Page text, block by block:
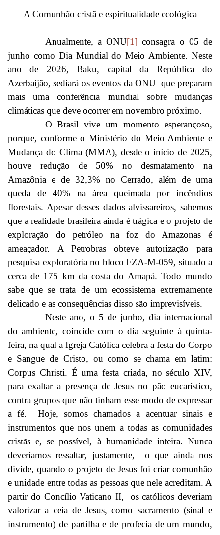
A Comunhão cristã e espiritualidade ecológica
Anualmente, a ONU[1] consagra o 05 de
junho como Dia Mundial do Meio Ambiente. Neste
ano de 2026, Baku, capital da República do
Azerbaijão, sediará os eventos da ONU que preparam
mais uma conferência mundial sobre mudanças
climáticas que deve ocorrer em novembro próximo.
O Brasil vive um momento esperançoso,
porque, conforme o Ministério do Meio Ambiente e
Mudança do Clima (MMA), desde o início de 2025,
houve redução de 50% no desmatamento na
Amazônia e de 32,3% no Cerrado, além de uma
queda de 40% na área queimada por incêndios
florestais. Apesar desses dados alvissareiros, sabemos
que a realidade brasileira ainda é trágica e o projeto de
exploração do petróleo na foz do Amazonas é
ameaçador. A Petrobras obteve autorização para
pesquisa exploratória no bloco FZA-M-059, situado a
cerca de 175 km da costa do Amapá. Todo mundo
sabe que se trata de um ecossistema extremamente
delicado e as consequências disso são imprevisíveis.
Neste ano, o 5 de junho, dia internacional
do ambiente, coincide com o dia seguinte à quinta-
feira, na qual a Igreja Católica celebra a festa do Corpo
e Sangue de Cristo, ou como se chama em latim:
Corpus Christi. É uma festa criada, no século XIV,
para exaltar a presença de Jesus no pão eucarístico,
contra grupos que não tinham esse modo de expressar
a fé. Hoje, somos chamados a acentuar sinais e
instrumentos que nos unem a todas as comunidades
cristãs e, se possível, à humanidade inteira. Nunca
deveríamos ressaltar, justamente, o que ainda nos
divide, quando o projeto de Jesus foi criar comunhão
e unidade entre todas as pessoas que nele acreditam. A
partir do Concílio Vaticano II, os católicos deveriam
valorizar a ceia de Jesus, como sacramento (sinal e
instrumento) de partilha e de profecia de um mundo,